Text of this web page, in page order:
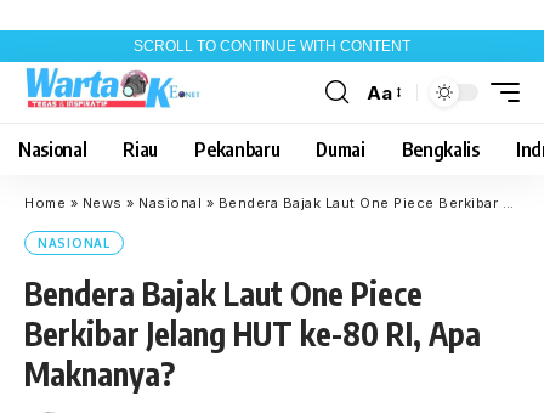
SCROLL TO CONTINUE WITH CONTENT
Font
Aa
Nasional Riau Pekanbaru Dumai Bengkalis
Home » News » Nasional » Bendera Bajak Laut One Piece Berkibar Jelang HUT ke-80 RI, Apa Maknanya?
NASIONAL
Bendera Bajak Laut One Piece
Berkibar Jelang HUT ke-80 RI, Apa
Maknanya?